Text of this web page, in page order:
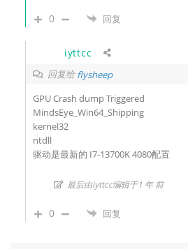
0 回复
iyttcc
回复给flysheep
GPU Crash dump Triggered
MindsEye_Win64_Shipping
kernel32
ntdll
驱动是最新的 I7-13700K 4080配置
最后由iyttcc编辑于1 年 前
0 回复